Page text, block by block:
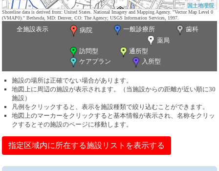
国土地理院
Shoreline data is derived from: United States. National Imagery and Mapping Agency. "Vector Map Level 0
(VMAP0)." Bethesda, MD: Denver, CO: The Agency; USGS Information Services, 1997.
全施設表示 病院 一般診療所
歯科
薬局
訪問型
通所型
ケアプラン
入所型
施設の場所は正確でない場合があります。
地図上に周辺の施設が表示されます。（当施設からの距離が近い順に30
施設）
凡例をクリックすると、表示を施設種類で絞り込むことができます。
地図上のマーカーをクリックすると基本情報が表示され、名称をクリッ
クするとその施設のページに移動します。
指定区域内に所在する施設リストを表示する